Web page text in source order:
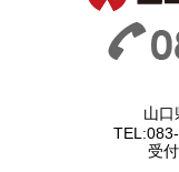
山口
受